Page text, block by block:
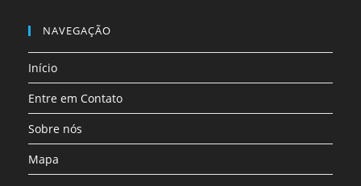
aba
aba
em
uma
nova
aba
em
uma
aba
NAVEGAÇÃO
Início
Entre em Contato
Sobre nós
Mapa